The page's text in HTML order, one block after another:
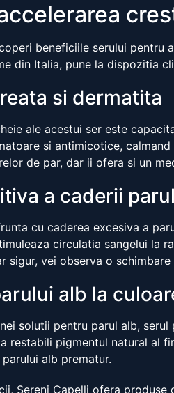
beneficiile serului pentru
din Italia, pune la dispozitia
si dermatita
ale acestui ser este
si antimicotice,
de par, dar ii ofera si un
a caderii
cu caderea excesiva a
circulatia sangelui la
sigur, vei observa o
alb la
solutii pentru parul alb,
restabili pigmentul natural al
alb prematur.
Sereni Capelli ofera